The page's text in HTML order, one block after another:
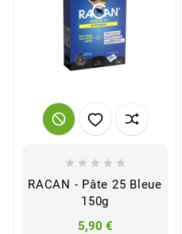
    
RACAN - Pâte 25 Bleue
150g
5,90 €